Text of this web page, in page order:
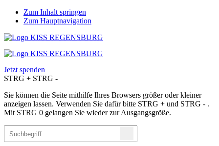
Zum Inhalt springen
Zum Hauptnavigation
Jetzt spenden
STRG + STRG -
Sie können die Seite mithilfe Ihres Browsers größer oder kleiner
anzeigen lassen. Verwenden Sie dafür bitte STRG + und STRG - .
Mit STRG 0 gelangen Sie wieder zur Ausgangsgröße.